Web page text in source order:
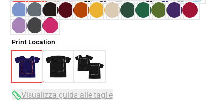
Print Location
Visualizza guida alle taglie